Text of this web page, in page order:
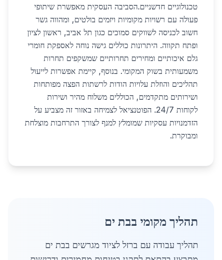
טכנולוגיים חדשניים.הסביבה העסקית מאפשרת שיתופי
פעולה עם רשויות מקומיות ויזמים בולטים, ומהווה גשר
חשוב לכניסה לשווקים סמוכים כגון תל אביב, ראשון לציון
ופתח תקווה. היתרונות כוללים גישה נוחה לאספקת חומרי
גלם איכותיים ומחירים תחרותיים שמשקפים תחרות
משמעותית בשוק המקומי. בנוסף, קיימת אפשרות לייעול
תהליכים והוזלת עלויות הודות לרשתות הפצה מפותחות
ושירותים מתקדמים, הכוללים משלוח מהיר ושירות
לקוחות 24/7. הפוטנציאל לצמיחה באזור זה מצביע על
הזדמנויות עסקיות שמומלץ למנף לצורך התרחבות מוצלחת
ומבוקרת.
תהליך מקומי בבת ים
תהליך עבודה עם ברזל לציוד מגרשים בבת ים